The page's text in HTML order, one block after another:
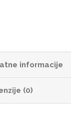
informacije
(0)